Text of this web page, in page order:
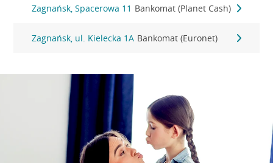
Zagnańsk, Spacerowa 11 Bankomat (Planet Cash)
Zagnańsk, ul. Kielecka 1A Bankomat (Euronet)